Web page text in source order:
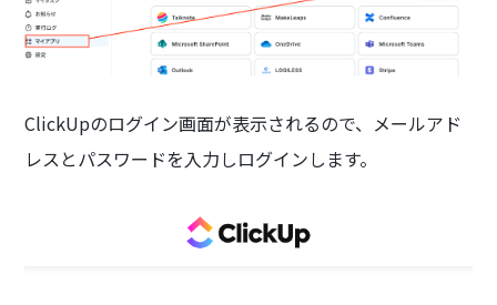
ClickUpのログイン画面が表示されるので、メールアド
レスとパスワードを入力しログインします。